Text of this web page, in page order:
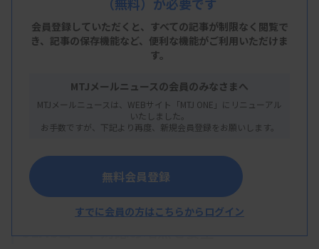
う対象に決めた。日本臨床検査医学会からの提案は
新規1項目、既存21項目が、日本病理学会の提案は
新規1項目、既存5項目がそれぞれ残った。
対象となった医療技術については分科会の委員が事
前評価を行い、保険適用する優先度が高い技術、今
回の改定では対応をしない技術などに今後振り分け
用を決める流れとなる。
JLACコード対応の増点を要望
（無料）が必要です
会員登録していただくと、すべての記事が制限なく閲覧で
き、 記事の保存機能など、便利な機能がご利用いただけま
す。
MTJメールニュースの会員のみなさまへ
MTJメールニュースは、WEBサイト「MTJ ONE」にリニューアル
いたしました。
お手数ですが、下記より再度、新規会員登録をお願いします。
無料会員登録
すでに会員の方はこちらからログイン